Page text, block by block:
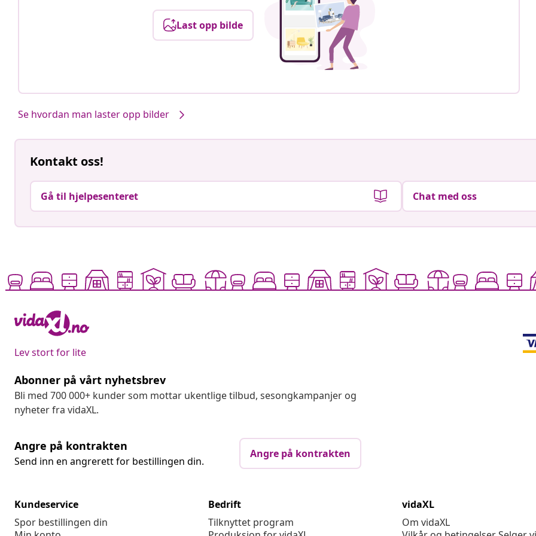
Last opp bilde
Se hvordan man laster opp bilder
Kontakt oss!
Gå til hjelpesenteret Chat med oss
Lev stort for lite
Abonner på vårt nyhetsbrev
Bli med 700 000+ kunder som mottar ukentlige tilbud, sesongkampanjer og
nyheter fra vidaXL.
Angre på kontrakten
Send inn en angrerett for bestillingen din.
Angre på kontrakten
Kundeservice
Spor bestillingen din
Bedrift
Tilknyttet program
vidaXL
Om vidaXL